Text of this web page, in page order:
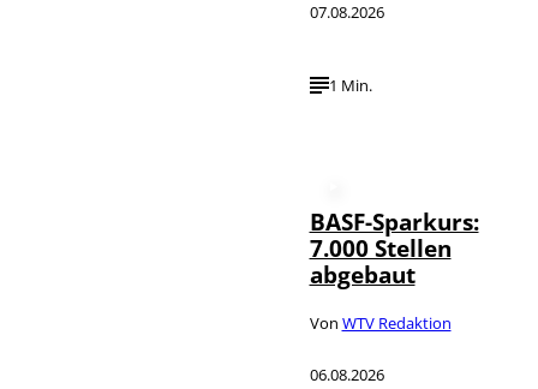
07.08.2026
1 Min.
BASF-Sparkurs:
7.000 Stellen
abgebaut
Von WTV Redaktion
06.08.2026